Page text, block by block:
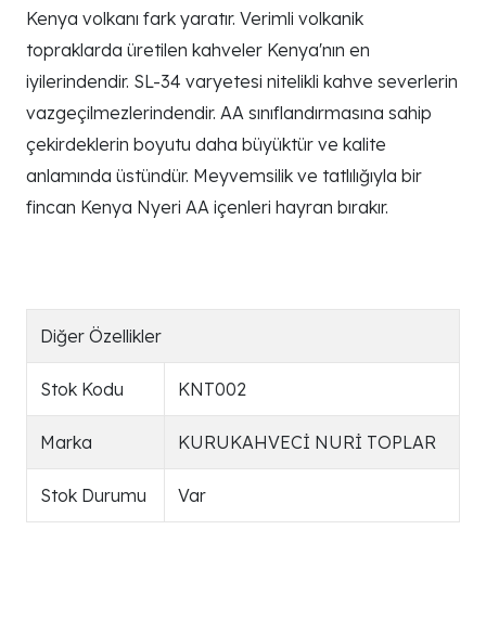
Kenya volkanı fark yaratır. Verimli volkanik
topraklarda üretilen kahveler Kenya'nın en
iyilerindendir. SL-34 varyetesi nitelikli kahve severlerin
vazgeçilmezlerindendir. AA sınıflandırmasına sahip
çekirdeklerin boyutu daha büyüktür ve kalite
anlamında üstündür. Meyvemsilik ve tatlılığıyla bir
fincan Kenya Nyeri AA içenleri hayran bırakır.
Diğer Özellikler
Stok Kodu KNT002
Marka KURUKAHVECİ NURİ TOPLAR
Stok Durumu Var